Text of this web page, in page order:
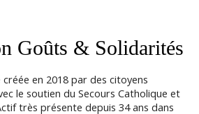
Goûts & Solidarités
en 2018 par des citoyens
le soutien du Secours Catholique et
très présente depuis 34 ans dans